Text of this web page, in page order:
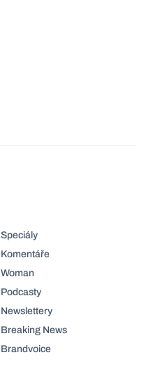
Speciály
Komentáře
Woman
Podcasty
Newslettery
Breaking News
Brandvoice